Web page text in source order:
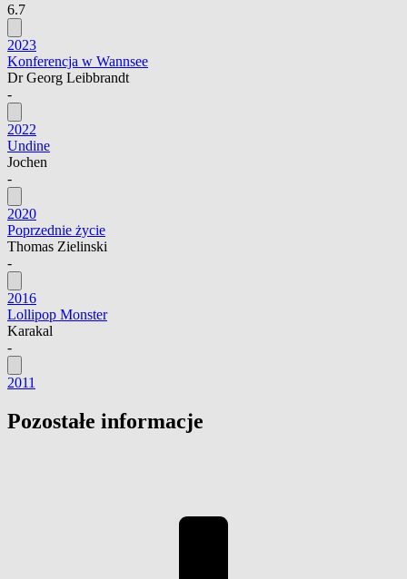
6.7
2023
Konferencja w Wannsee
Dr Georg Leibbrandt
-
2022
Undine
Jochen
-
2020
Poprzednie życie
Thomas Zielinski
-
2016
Lollipop Monster
Karakal
-
2011
Pozostałe informacje